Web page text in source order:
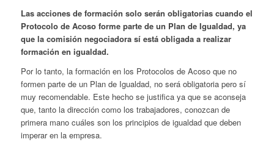
Las acciones de formación solo serán obligatorias cuando el
Protocolo de Acoso forme parte de un Plan de Igualdad, ya
que la comisión negociadora sí está obligada a realizar
formación en igualdad.
Por lo tanto, la formación en los Protocolos de Acoso que no
formen parte de un Plan de Igualdad, no será obligatoria pero sí
muy recomendable. Este hecho se justifica ya que se aconseja
que, tanto la dirección como los trabajadores, conozcan de
primera mano cuáles son los principios de igualdad que deben
imperar en la empresa.